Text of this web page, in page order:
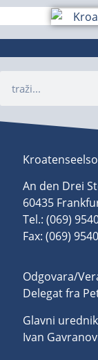
An den Drei
60435
Tel.: (069)
Fax: (069)
Odgovara/
Delegat fra
Glavni
Ivan